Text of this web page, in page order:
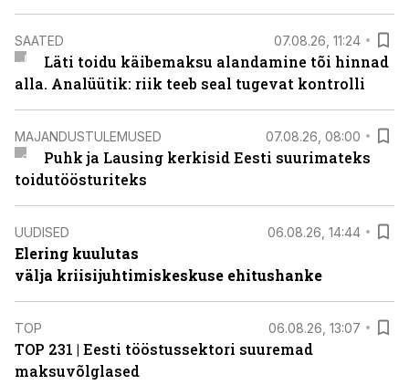
SAATED 07.08.26, 11:24
Läti toidu käibemaksu alandamine tõi hinnad
alla. Analüütik: riik teeb seal tugevat kontrolli
MAJANDUSTULEMUSED 07.08.26, 08:00
Puhk ja Lausing kerkisid Eesti suurimateks
toidutöösturiteks
UUDISED 06.08.26, 14:44
Elering kuulutas
välja kriisijuhtimiskeskuse ehitushanke
TOP 06.08.26, 13:07
TOP 231 | Eesti tööstussektori suuremad
maksuvõlglased